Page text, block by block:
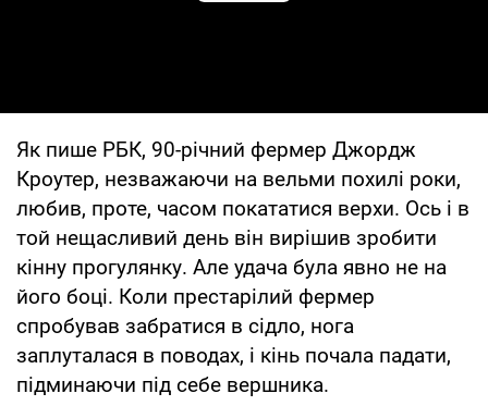
Як пише РБК, 90-річний фермер Джордж
Кроутер, незважаючи на вельми похилі роки,
любив, проте, часом покататися верхи. Ось і в
той нещасливий день він вирішив зробити
кінну прогулянку. Але удача була явно не на
його боці. Коли престарілий фермер
спробував забратися в сідло, нога
заплуталася в поводах, і кінь почала падати,
підминаючи під себе вершника.